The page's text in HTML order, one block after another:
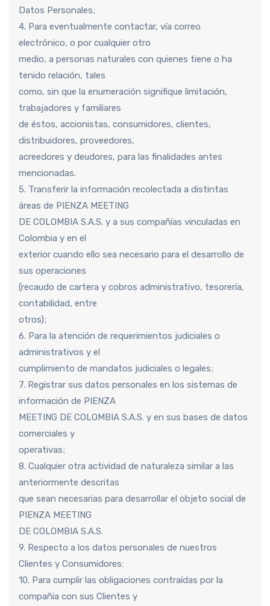
Datos Personales;
4. Para eventualmente contactar, vía correo
electrónico, o por cualquier otro
medio, a personas naturales con quienes tiene o ha
tenido relación, tales
como, sin que la enumeración signifique limitación,
trabajadores y familiares
de éstos, accionistas, consumidores, clientes,
distribuidores, proveedores,
acreedores y deudores, para las finalidades antes
mencionadas.
5. Transferir la información recolectada a distintas
áreas de PIENZA MEETING
DE COLOMBIA S.A.S. y a sus compañías vinculadas en
Colombia y en el
exterior cuando ello sea necesario para el desarrollo de
sus operaciones
(recaudo de cartera y cobros administrativo, tesorería,
contabilidad, entre
otros);
6. Para la atención de requerimientos judiciales o
administrativos y el
cumplimiento de mandatos judiciales o legales;
7. Registrar sus datos personales en los sistemas de
información de PIENZA
MEETING DE COLOMBIA S.A.S. y en sus bases de datos
comerciales y
operativas;
8. Cualquier otra actividad de naturaleza similar a las
anteriormente descritas
que sean necesarias para desarrollar el objeto social de
PIENZA MEETING
DE COLOMBIA S.A.S.
9. Respecto a los datos personales de nuestros
Clientes y Consumidores:
10. Para cumplir las obligaciones contraídas por la
compañia con sus Clientes y